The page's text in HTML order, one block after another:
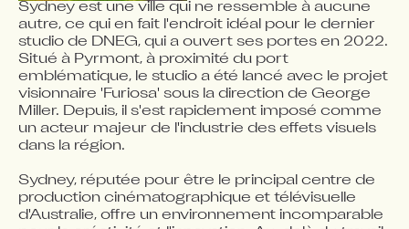
Sydney est une ville qui ne ressemble à aucune
autre, ce qui en fait l'endroit idéal pour le dernier
studio de DNEG, qui a ouvert ses portes en 2022.
Situé à Pyrmont, à proximité du port
emblématique, le studio a été lancé avec le projet
visionnaire 'Furiosa' sous la direction de George
Miller. Depuis, il s'est rapidement imposé comme
un acteur majeur de l'industrie des effets visuels
dans la région.
Sydney, réputée pour être le principal centre de
production cinématographique et télévisuelle
d'Australie, offre un environnement incomparable
NOUS RECONNAISSONS LES
PROPRIÉTAIRES TRADITIONNELS ET LES
GARDIENS DES TERRES OÙ DNEG OPÈRE.